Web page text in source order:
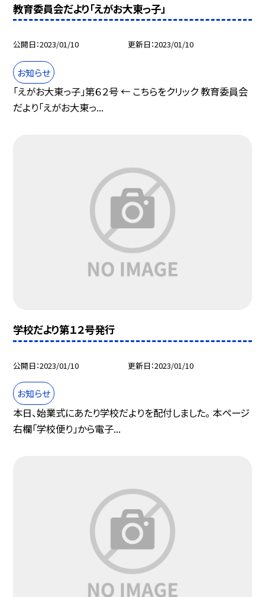
教育委員会だより「えがお大東っ子」
公開日 2023/01/10 更新日 2023/01/10
お知らせ
「えがお大東っ子」第６２号 ← こちらをクリック 教育委員会
だより「えがお大東っ...
学校だより第１２号発行
公開日 2023/01/10 更新日 2023/01/10
お知らせ
本日、始業式にあたり学校だよりを配付しました。 本ページ
右欄「学校便り」から電子...